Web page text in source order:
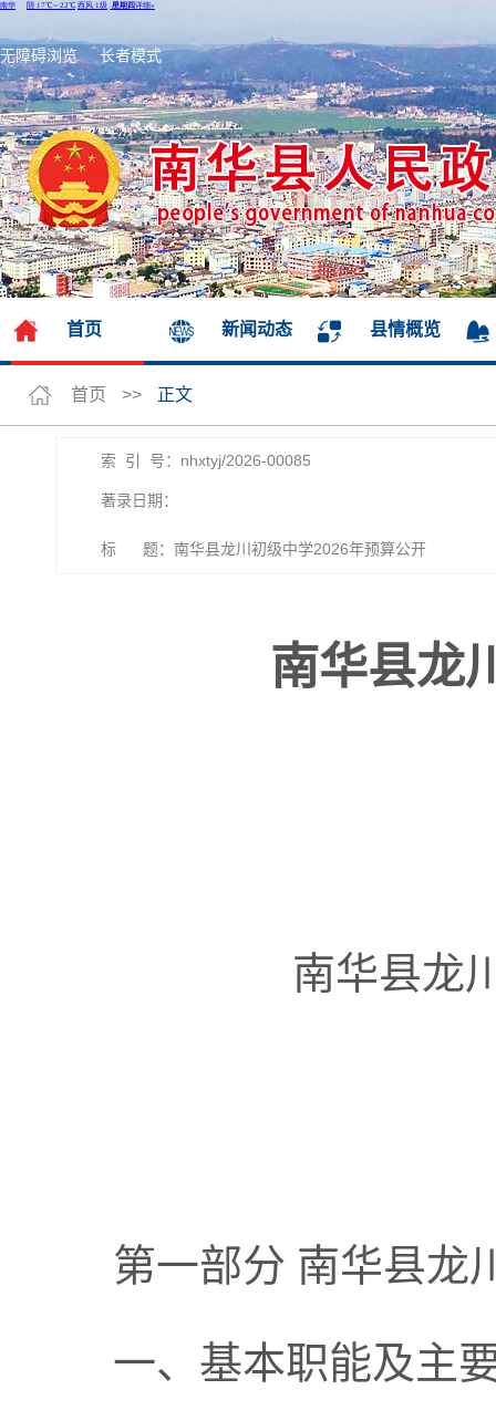
无障碍浏览 长者模式
首页 新闻动态 县情概览
首页 >> 正文
索 引 号：nhxtyj/2026-00085
著录日期：
标 题：南华县龙川初级中学2026年预算公开
南华县龙
南华县龙
第一部分 南华县龙
一、基本职能及主